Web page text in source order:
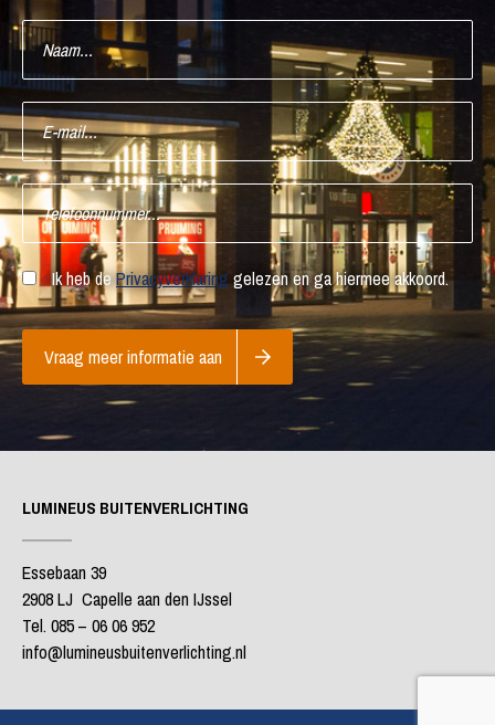
Ik heb dePrivacyverklaring gelezen en ga hiermee akkoord.
Vraag meer informatie aan
LUMINEUS BUITENVERLICHTING
Essebaan 39
2908 LJ Capelle aan den IJssel
Tel. 085 – 06 06 952
info@lumineusbuitenverlichting.nl